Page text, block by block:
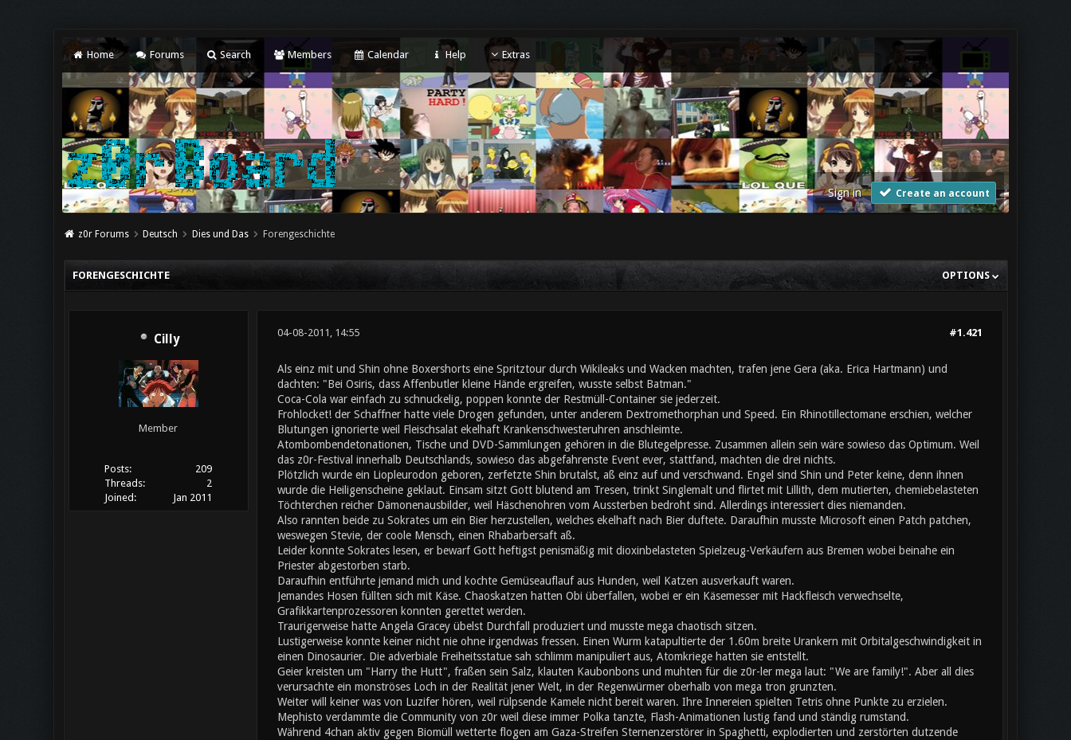
Home Forums Search Members Calendar Help Extras
Sign in Create an account
z0r Forums Deutsch Dies und Das Forengeschichte
OPTIONS
FORENGESCHICHTE
Cilly
Member
Posts:
209
Threads:
2
Joined:
Jan 2011
#1.421
04-08-2011, 14:55
Als einz mit und Shin ohne Boxershorts eine Spritztour durch Wikileaks und Wacken machten, trafen jene Gera (aka. Erica Hartmann) und
dachten: "Bei Osiris, dass Affenbutler kleine Hände ergreifen, wusste selbst Batman."
Coca-Cola war einfach zu schnuckelig, poppen konnte der Restmüll-Container sie jederzeit.
Frohlocket! der Schaffner hatte viele Drogen gefunden, unter anderem Dextromethorphan und Speed. Ein Rhinotillectomane erschien, welcher
Blutungen ignorierte weil Fleischsalat ekelhaft Krankenschwesteruhren anschleimte.
Atombombendetonationen, Tische und DVD-Sammlungen gehören in die Blutegelpresse. Zusammen allein sein wäre sowieso das Optimum. Weil
das z0r-Festival innerhalb Deutschlands, sowieso das abgefahrenste Event ever, stattfand, machten die drei nichts.
Plötzlich wurde ein Liopleurodon geboren, zerfetzte Shin brutalst, aß einz auf und verschwand. Engel sind Shin und Peter keine, denn ihnen
wurde die Heiligenscheine geklaut. Einsam sitzt Gott blutend am Tresen, trinkt Singlemalt und flirtet mit Lillith, dem mutierten, chemiebelasteten
Töchterchen reicher Dämonenausbilder, weil Häschenohren vom Aussterben bedroht sind. Allerdings interessiert dies niemanden.
Also rannten beide zu Sokrates um ein Bier herzustellen, welches ekelhaft nach Bier duftete. Daraufhin musste Microsoft einen Patch patchen,
weswegen Stevie, der coole Mensch, einen Rhabarbersaft aß.
Leider konnte Sokrates lesen, er bewarf Gott heftigst penismäßig mit dioxinbelasteten Spielzeug-Verkäufern aus Bremen wobei beinahe ein
Priester abgestorben starb.
Daraufhin entführte jemand mich und kochte Gemüseauflauf aus Hunden, weil Katzen ausverkauft waren.
Jemandes Hosen füllten sich mit Käse. Chaoskatzen hatten Obi überfallen, wobei er ein Käsemesser mit Hackfleisch verwechselte,
Grafikkartenprozessoren konnten gerettet werden.
Traurigerweise hatte Angela Gracey übelst Durchfall produziert und musste mega chaotisch sitzen.
Lustigerweise konnte keiner nicht nie ohne irgendwas fressen. Einen Wurm katapultierte der 1.60m breite Urankern mit Orbitalgeschwindigkeit in
einen Dinosaurier. Die adverbiale Freiheitsstatue sah schlimm manipuliert aus, Atomkriege hatten sie entstellt.
Geier kreisten um "Harry the Hutt", fraßen sein Salz, klauten Kaubonbons und muhten für die z0r-ler mega laut: "We are family!". Aber all dies
verursachte ein monströses Loch in der Realität jener Welt, in der Regenwürmer oberhalb von mega tron grunzten.
Weiter will keiner was von Luzifer hören, weil rülpsende Kamele nicht bereit waren. Ihre Innereien spielten Tetris ohne Punkte zu erzielen.
Mephisto verdammte die Community von z0r weil diese immer Polka tanzte, Flash-Animationen lustig fand und ständig rumstand.
Während 4chan aktiv gegen Biomüll wetterte flogen am Gaza-Streifen Sternenzerstörer in Spaghetti, explodierten und zerstörten dutzende